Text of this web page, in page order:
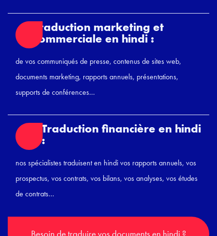
Traduction marketing et
commerciale en hindi :
de vos communiqués de presse, contenus de sites web,
documents marketing, rapports annuels, présentations,
supports de conférences…
Traduction financière en hindi
:
nos spécialistes traduisent en hindi vos rapports annuels, vos
prospectus, vos contrats, vos bilans, vos analyses, vos études
de contrats…